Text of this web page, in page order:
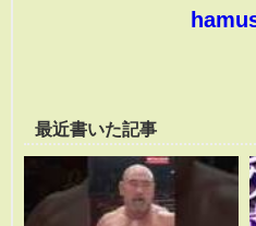
最近書いた記事